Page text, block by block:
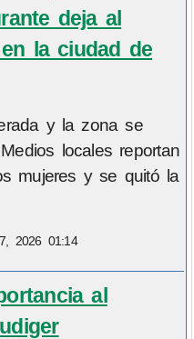
deja al
la ciudad de
y la zona se
locales reportan
mujeres y se quitó la
2026 01:14
al